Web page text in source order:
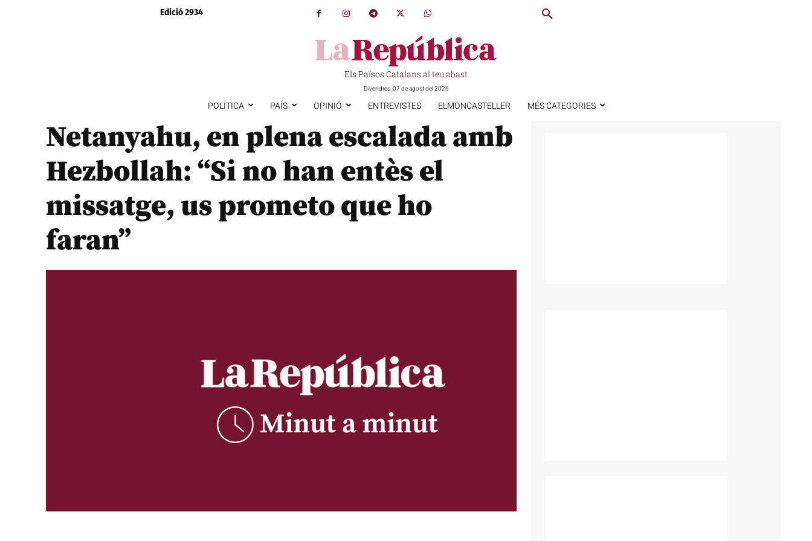
Edició 2934
Els Països Catalans al teu abast
Divendres, 07 de agost del 2026
POLÍTICA PAÍS OPINIÓ ENTREVISTES ELMONCASTELLER MÉS CATEGORIES
Netanyahu, en plena escalada amb
Hezbollah: “Si no han entès el
missatge, us prometo que ho
faran”